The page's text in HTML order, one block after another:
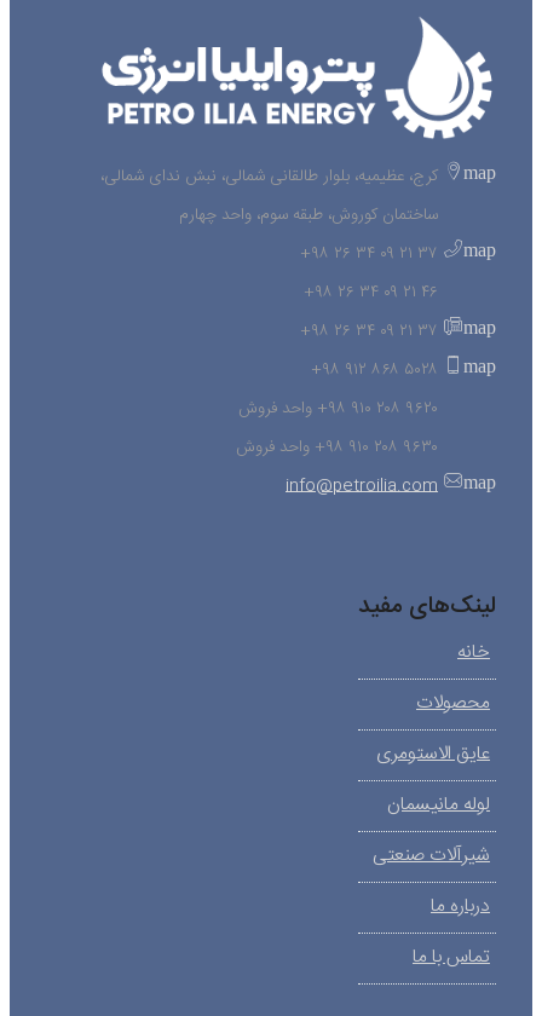
map
کرج، عظیمیه، بلوار طالقانی شمالی، نبش ندای شمالی،
ساختمان کوروش، طبقه سوم، واحد چهارم
map
۳۷ ۲۱ ۰۹ ۳۴ ۲۶ ۹۸+
۴۶ ۲۱ ۰۹ ۳۴ ۲۶ ۹۸+
map ۳۷ ۲۱ ۰۹ ۳۴ ۲۶ ۹۸+
map
۵۰۲۸ ۸۶۸ ۹۱۲ ۹۸+
۹۶۲۰ ۲۰۸ ۹۱۰ ۹۸+ واحد فروش
۹۶۳۰ ۲۰۸ ۹۱۰ ۹۸+ واحد فروش
map
info@petroilia.com
لینک‌های مفید
خانه
محصولات
عایق الاستومری
لوله مانیسمان
شیرآلات صنعتی
درباره ما
تماس با ما